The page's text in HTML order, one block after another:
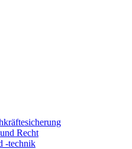
Recht
-technik